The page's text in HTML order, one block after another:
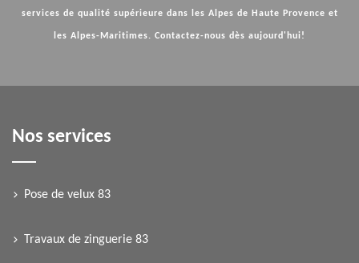
services de qualité supérieure dans les Alpes de Haute Provence et
les Alpes-Maritimes. Contactez-nous dès aujourd'hui!
Nos services
Pose de velux 83
Travaux de zinguerie 83